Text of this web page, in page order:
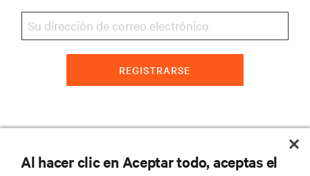
REGISTRARSE
Al hacer clic en Aceptar todo, aceptas el